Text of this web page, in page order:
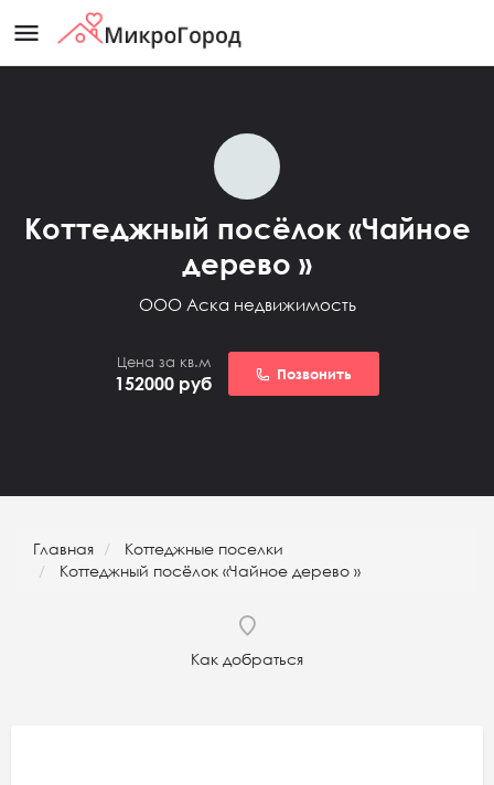
menu
Коттеджный посёлок «Чайное
дерево »
ООО Аска недвижимость
Цена за кв.м
152000 руб Позвонить
Главная
Коттеджные поселки
Коттеджный посёлок «Чайное дерево »
Как добраться